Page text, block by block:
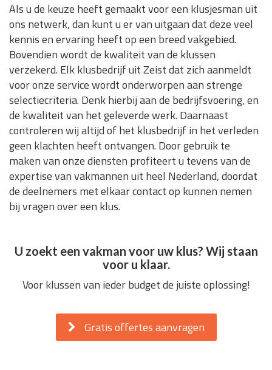
Als u de keuze heeft gemaakt voor een klusjesman uit
ons netwerk, dan kunt u er van uitgaan dat deze veel
kennis en ervaring heeft op een breed vakgebied.
Bovendien wordt de kwaliteit van de klussen
verzekerd. Elk klusbedrijf uit Zeist dat zich aanmeldt
voor onze service wordt onderworpen aan strenge
selectiecriteria. Denk hierbij aan de bedrijfsvoering, en
de kwaliteit van het geleverde werk. Daarnaast
controleren wij altijd of het klusbedrijf in het verleden
geen klachten heeft ontvangen. Door gebruik te
maken van onze diensten profiteert u tevens van de
expertise van vakmannen uit heel Nederland, doordat
de deelnemers met elkaar contact op kunnen nemen
bij vragen over een klus.
U zoekt een vakman voor uw klus? Wij staan
voor u klaar.
Voor klussen van ieder budget de juiste oplossing!
Gratis offertes aanvragen